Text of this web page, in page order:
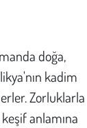
doğa,
kadim
Zorluklarla
anlamına